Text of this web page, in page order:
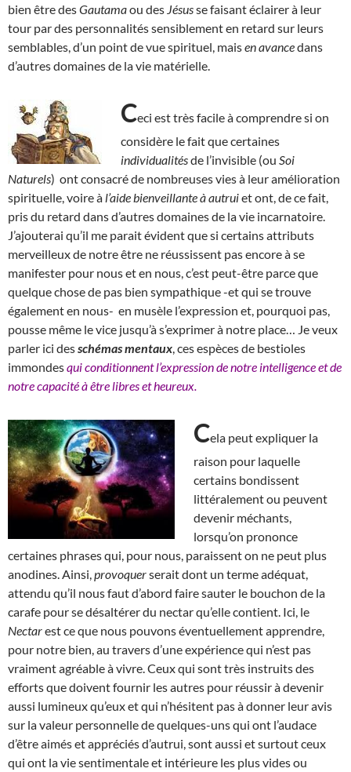
bien être desGautamaou des Jésusse faisant éclairer à leur
tour par des personnalités sensiblement en retard sur leurs
semblables, d’un point de vue spirituel, maisen avancedans
d’autres domaines de la vie matérielle.
Ceci est très facile à comprendre si on
considère le fait que certaines
individualitésde l’invisible (ou Soi
Naturels) ont consacré de nombreuses vies à leur amélioration
spirituelle, voire à l’aide bienveillante à autruiet ont, de ce fait,
pris du retard dans d’autres domaines de la vie incarnatoire.
J’ajouterai qu’il me parait évident que si certains attributs
merveilleux de notre être ne réussissent pas encore à se
manifester pour nous et en nous, c’est peut-être parce que
quelque chose de pas bien sympathique -et qui se trouve
également en nous- en musèle l’expression et, pourquoi pas,
pousse même le vice jusqu’à s’exprimer à notre place… Je veux
parler ici desschémas mentaux , ces espèces de bestioles
immondesqui conditionnent l’expression de notre intelligence et de
notre capacité à être libres et heureux.
Cela peut expliquer la
raison pour laquelle
certains bondissent
littéralement ou peuvent
devenir méchants,
lorsqu’on prononce
certaines phrases qui, pour nous, paraissent on ne peut plus
anodines. Ainsi, provoquerserait dont un terme adéquat,
attendu qu’il nous faut d’abord faire sauter le bouchon de la
carafe pour se désaltérer du nectar qu’elle contient. Ici, le
Nectarest ce que nous pouvons éventuellement apprendre,
pour notre bien, au travers d’une expérience qui n’est pas
vraiment agréable à vivre. Ceux qui sont très instruits des
efforts que doivent fournir les autres pour réussir à devenir
aussi lumineux qu’eux et qui n’hésitent pas à donner leur avis
sur la valeur personnelle de quelques-uns qui ont l’audace
d’être aimés et appréciés d’autrui, sont aussi et surtout ceux
qui ont la vie sentimentale et intérieure les plus vides ou